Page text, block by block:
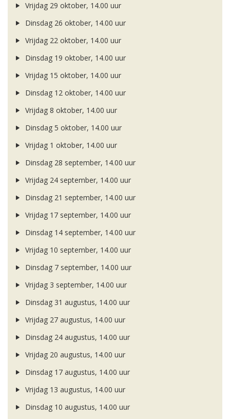
Vrijdag 29 oktober, 14.00 uur
Dinsdag 26 oktober, 14.00 uur
Vrijdag 22 oktober, 14.00 uur
Dinsdag 19 oktober, 14.00 uur
Vrijdag 15 oktober, 14.00 uur
Dinsdag 12 oktober, 14.00 uur
Vrijdag 8 oktober, 14.00 uur
Dinsdag 5 oktober, 14.00 uur
Vrijdag 1 oktober, 14.00 uur
Dinsdag 28 september, 14.00 uur
Vrijdag 24 september, 14.00 uur
Dinsdag 21 september, 14.00 uur
Vrijdag 17 september, 14.00 uur
Dinsdag 14 september, 14.00 uur
Vrijdag 10 september, 14.00 uur
Dinsdag 7 september, 14.00 uur
Vrijdag 3 september, 14.00 uur
Dinsdag 31 augustus, 14.00 uur
Vrijdag 27 augustus, 14.00 uur
Dinsdag 24 augustus, 14.00 uur
Vrijdag 20 augustus, 14.00 uur
Dinsdag 17 augustus, 14.00 uur
Vrijdag 13 augustus, 14.00 uur
Dinsdag 10 augustus, 14.00 uur